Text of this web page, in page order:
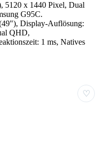
5120 x 1440 Pixel, Dual
G95C.
Display-Auflösung:
QHD,
1 ms, Natives
♡